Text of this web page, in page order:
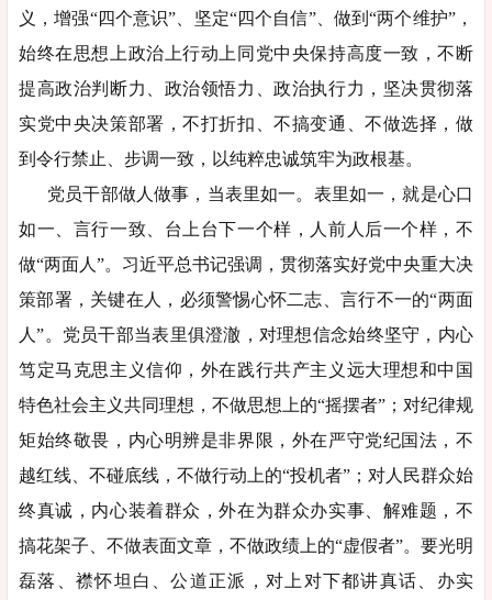
义，增强“四个意识”、坚定“四个自信”、做到“两个维护”，
始终在思想上政治上行动上同党中央保持高度一致，不断
提高政治判断力、政治领悟力、政治执行力，坚决贯彻落
实党中央决策部署，不打折扣、不搞变通、不做选择，做
到令行禁止、步调一致，以纯粹忠诚筑牢为政根基。
党员干部做人做事，当表里如一。表里如一，就是心口
如一、言行一致、台上台下一个样，人前人后一个样，不
做“两面人”。习近平总书记强调，贯彻落实好党中央重大决
策部署，关键在人，必须警惕心怀二志、言行不一的“两面
人”。党员干部当表里俱澄澈，对理想信念始终坚守，内心
笃定马克思主义信仰，外在践行共产主义远大理想和中国
特色社会主义共同理想，不做思想上的“摇摆者”；对纪律规
矩始终敬畏，内心明辨是非界限，外在严守党纪国法，不
越红线、不碰底线，不做行动上的“投机者”；对人民群众始
终真诚，内心装着群众，外在为群众办实事、解难题，不
搞花架子、不做表面文章，不做政绩上的“虚假者”。要光明
磊落、襟怀坦白、公道正派，对上对下都讲真话、办实